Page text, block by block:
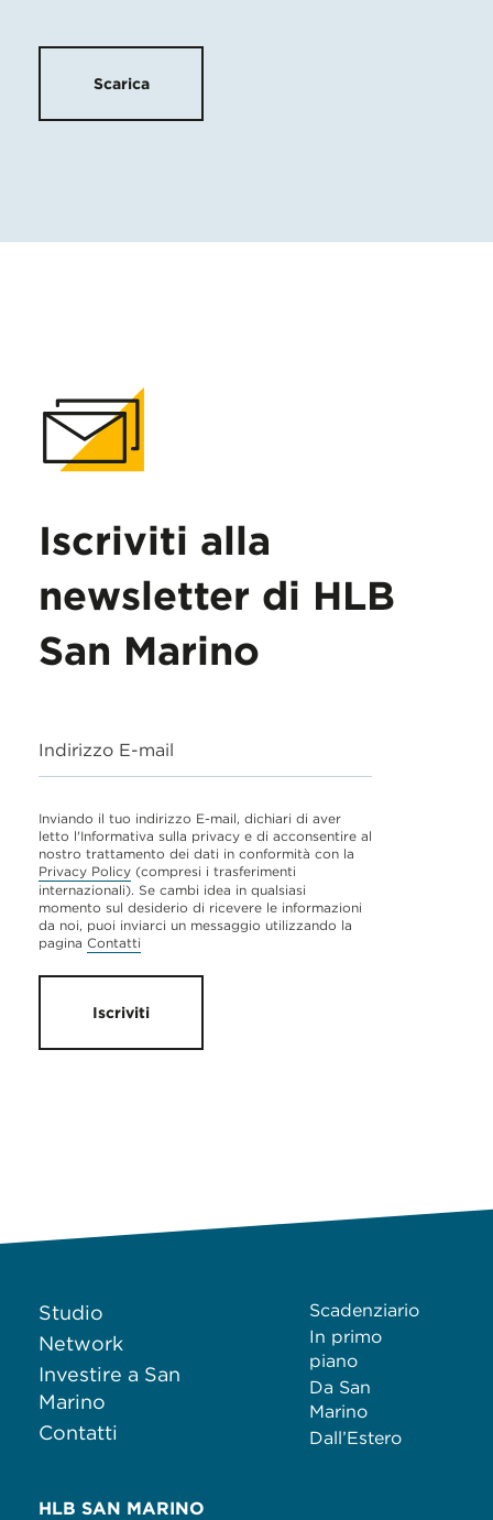
Scarica
Iscriviti alla
newsletter di HLB
San Marino
Indirizzo E-mail
Inviando il tuo indirizzo E-mail, dichiari di aver
letto l'Informativa sulla privacy e di acconsentire al
nostro trattamento dei dati in conformità con la
Privacy Policy (compresi i trasferimenti
internazionali). Se cambi idea in qualsiasi
momento sul desiderio di ricevere le informazioni
da noi, puoi inviarci un messaggio utilizzando la
pagina Contatti
Iscriviti
Studio
Network
Investire a San
Marino
Contatti
Scadenziario
In primo
piano
Da San
Marino
Dall’Estero
HLB SAN MARINO